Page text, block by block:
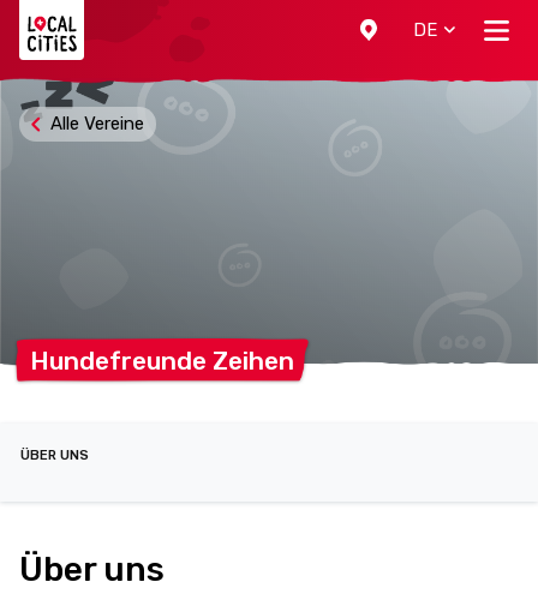
DE
Hundefreunde Zeihen
Alle Vereine
ÜBER UNS
Über uns